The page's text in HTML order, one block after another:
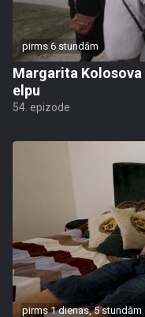
pirms 6 stundām
Margarita Kolosova
elpu
54. epizode
pirms 1 dienas, 5 stundām